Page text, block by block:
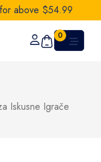
above $54.99
0
Iskusne Igrače